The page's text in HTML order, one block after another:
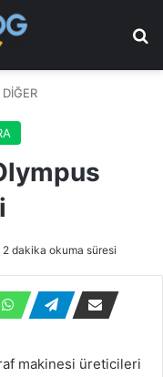
DİĞER
2 dakika okuma süresi
makinesi üreticileri